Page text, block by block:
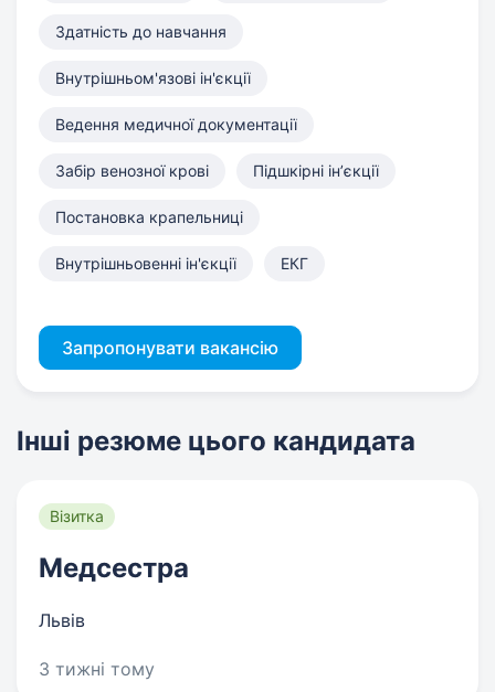
Здатність до навчання
Внутрішньом'язові ін'єкції
Ведення медичної документації
Забір венозної крові Підшкірні інʼєкції
Постановка крапельниці
Внутрішньовенні ін'єкції ЕКГ
Запропонувати вакансію
Інші резюме цього кандидата
Візитка
Медсестра
Львів
3 тижні тому